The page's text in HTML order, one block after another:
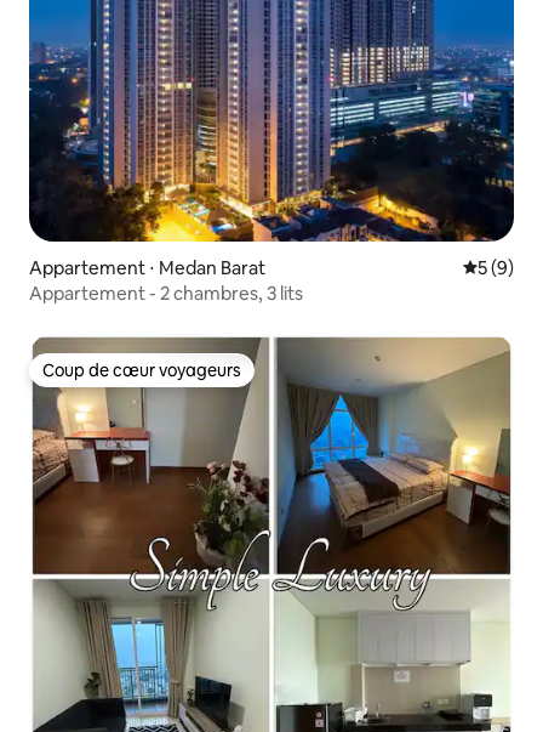
Appartement ⋅ Medan Barat
5 (9)
Appartement - 2 chambres, 3 lits
Coup de cœur voyageurs
Coup de cœur voyageurs